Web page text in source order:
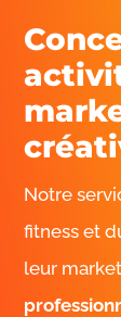
Notre
fitness et
leur